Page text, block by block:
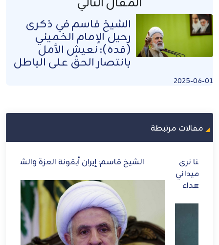
الشيخ قاسم في ذكرى
رحيل الإمام الخميني
(قده): نعيش الأمل
بانتصار الحقّ على الباطل
2025-06-01
مقالات مرتبطة
الشيخ قاسم: إيران أيقونة العزة والشرف